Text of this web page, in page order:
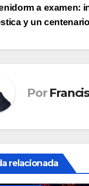
a examen:
y un
Por
relacionada
Y VENTOS LA NUCIA